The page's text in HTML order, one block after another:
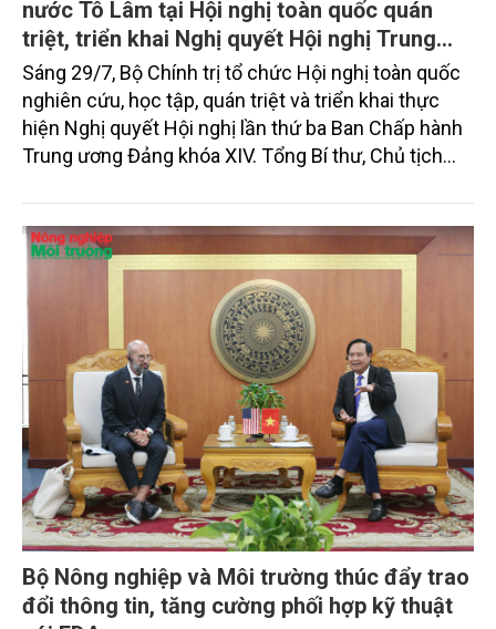
Toàn văn phát biểu của Tổng Bí thư, Chủ tịch
nước Tô Lâm tại Hội nghị toàn quốc quán
triệt, triển khai Nghị quyết Hội nghị Trung
ương 3, khóa XIV
Sáng 29/7, Bộ Chính trị tổ chức Hội nghị toàn quốc
nghiên cứu, học tập, quán triệt và triển khai thực
hiện Nghị quyết Hội nghị lần thứ ba Ban Chấp hành
Trung ương Đảng khóa XIV. Tổng Bí thư, Chủ tịch
nước Tô Lâm đã có bài phát biểu chỉ đạo quan
trọng. Tạp chí Nông nghiệp và Môi trường trân trọng
giới thiệu toàn văn bài phát biểu của đồng chí Tổng
Bí thư, Chủ tịch nước.